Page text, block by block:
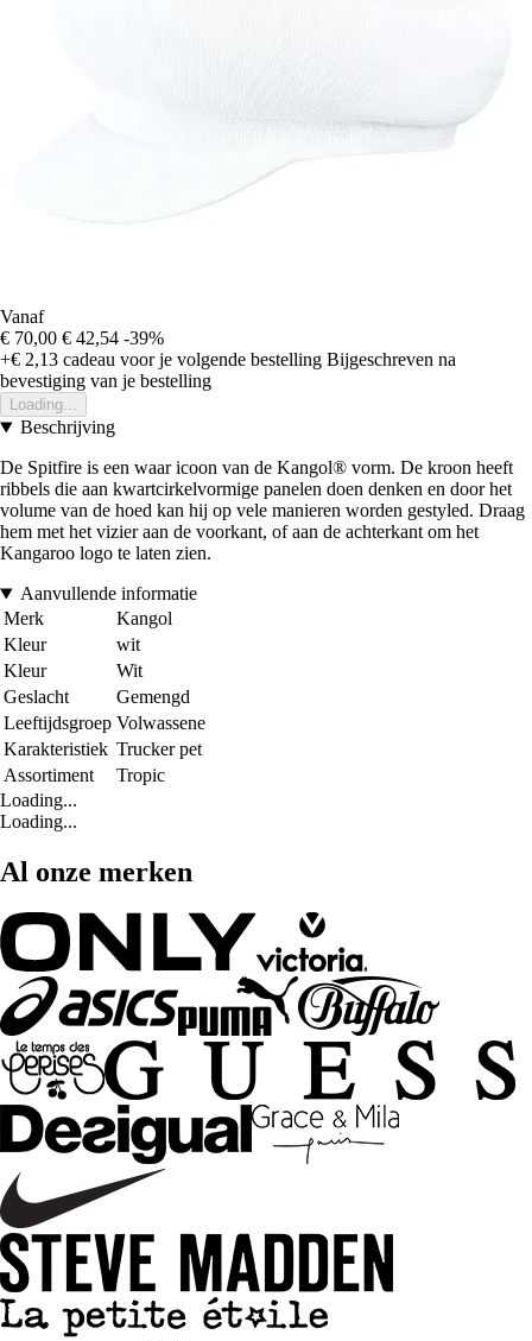
Vanaf
€ 70,00 € 42,54 -39%
+€ 2,13 cadeau voor je volgende bestelling Bijgeschreven na
bevestiging van je bestelling
Loading...
Beschrijving
De Spitfire is een waar icoon van de Kangol® vorm. De kroon heeft
ribbels die aan kwartcirkelvormige panelen doen denken en door het
volume van de hoed kan hij op vele manieren worden gestyled. Draag
hem met het vizier aan de voorkant, of aan de achterkant om het
Kangaroo logo te laten zien.
Aanvullende informatie
Merk
Kangol
Kleur
wit
Kleur
Wit
Geslacht
Gemengd
Leeftijdsgroep Volwassene
Karakteristiek Trucker pet
Assortiment
Tropic
Loading...
Loading...
Al onze merken